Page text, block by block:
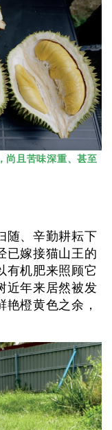
尚且苦味深重、甚至
随、辛勤耕耘下
已嫁接猫山王的
有机肥来照顾它
近年来居然被发
橙黄色之余，